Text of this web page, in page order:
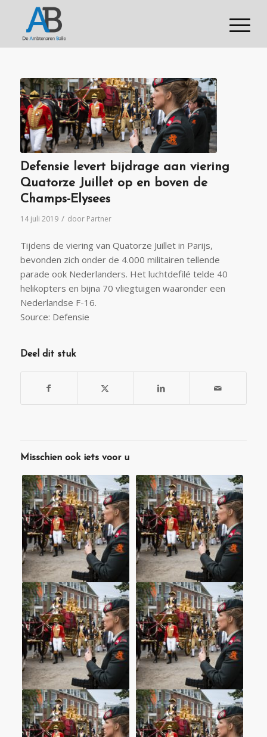
Defensie levert bijdrage aan viering
Quatorze Juillet op en boven de
Champs-Elysees
14 juli 2019 / door Partner
Tijdens de viering van Quatorze Juillet in Parijs,
bevonden zich onder de 4.000 militairen tellende
parade ook Nederlanders. Het luchtdefilé telde 40
helikopters en bijna 70 vliegtuigen waaronder een
Nederlandse F-16.
Source: Defensie
Deel dit stuk
Misschien ook iets voor u